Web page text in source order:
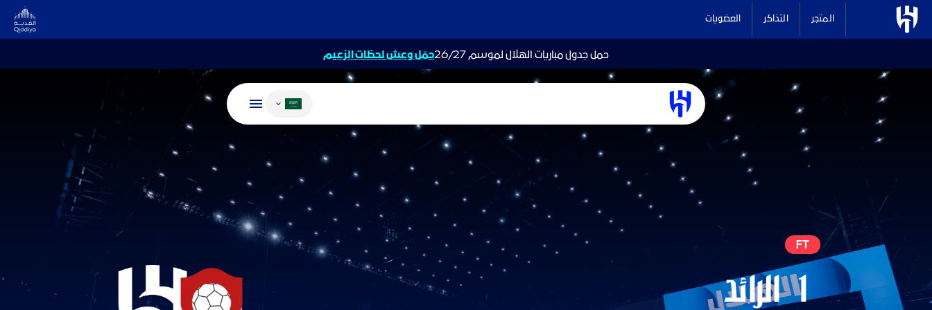
المتجر التذاكر العضويات
حمل جدول مباريات الهلال لموسم 26/27 حمّل وعش لحظات الزعيم
تغيير اللغة
الرائد
FT
1